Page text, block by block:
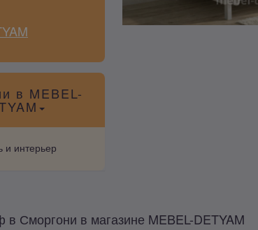
в MEBEL-
и интерьер
Сморгони в магазине MEBEL-DETYAM